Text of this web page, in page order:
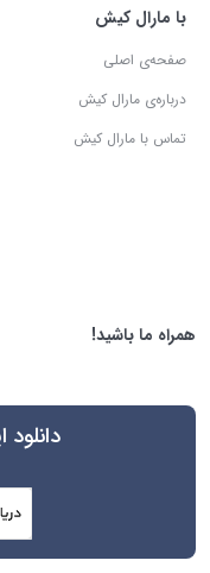
با مارال کیش
صفحه‌ی اصلی
درباره‌ی مارال کیش
تماس با مارال کیش
همراه ما باشید!